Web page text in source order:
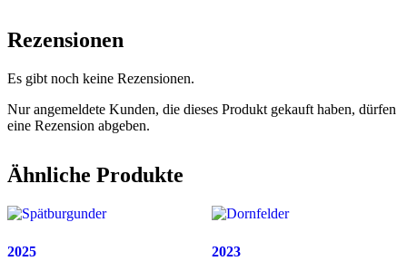
Rezensionen
Es gibt noch keine Rezensionen.
Nur angemeldete Kunden, die dieses Produkt gekauft haben, dürfen
eine Rezension abgeben.
Ähnliche Produkte
2025
2023